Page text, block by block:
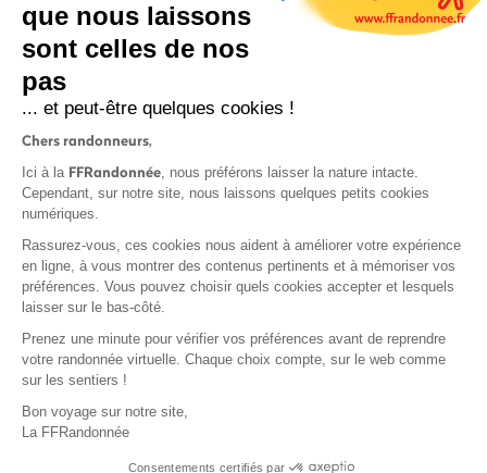
Protection des données
Politique de confidentialité
que nous laissons
sont celles de nos
pas
... et peut-être quelques cookies !
Chers randonneurs,
Ici à la FFRandonnée, nous préférons laisser la nature intacte.
Cependant, sur notre site, nous laissons quelques petits cookies
numériques.
Rassurez-vous, ces cookies nous aident à améliorer votre expérience
en ligne, à vous montrer des contenus pertinents et à mémoriser vos
préférences. Vous pouvez choisir quels cookies accepter et lesquels
laisser sur le bas-côté.
Prenez une minute pour vérifier vos préférences avant de reprendre
votre randonnée virtuelle. Chaque choix compte, sur le web comme
sur les sentiers !
Bon voyage sur notre site,
La FFRandonnée
Consentements certifiés par